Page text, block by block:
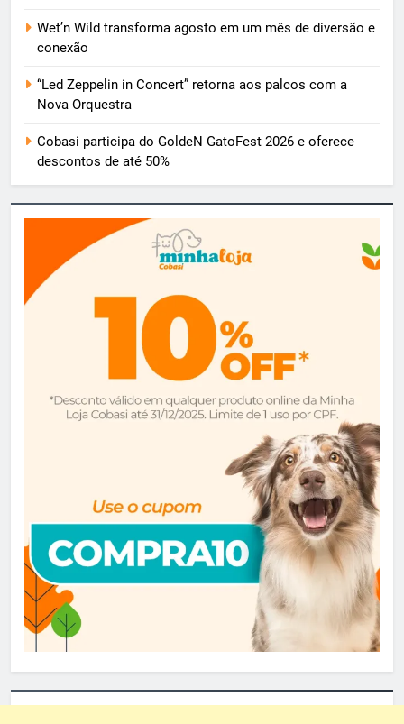
Wet’n Wild transforma agosto em um mês de diversão e
conexão
“Led Zeppelin in Concert” retorna aos palcos com a
Nova Orquestra
Cobasi participa do GoldeN GatoFest 2026 e oferece
descontos de até 50%